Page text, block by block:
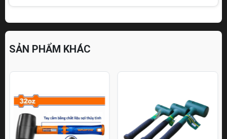
SẢN PHẨM KHÁC